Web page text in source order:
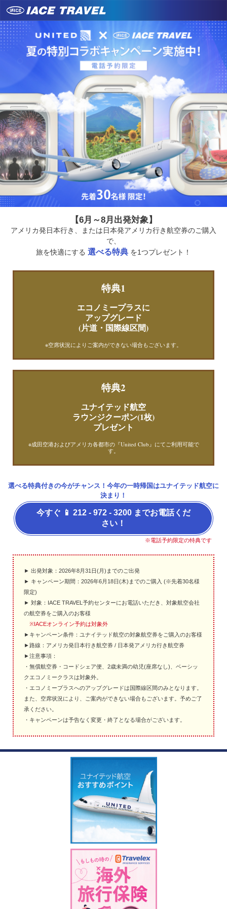
【6月～8月出発対象】
アメリカ発日本行き、または日本発アメリカ行き航空券のご購入
で、
旅を快適にする 選べる特典 を1つプレゼント！
特典1
エコノミープラスに
アップグレード
(片道・国際線区間)
※空席状況によりご案内ができない場合もございます。
特典2
ユナイテッド航空
ラウンジクーポン(1枚)
プレゼント
※成田空港およびアメリカ各都市の『United Club』にてご利用可能で
す。
選べる特典付きの今がチャンス！今年の一時帰国はユナイテッド航空に
決まり！
今すぐ 📱 212 - 972 - 3200 までお電話くだ
さい！
※電話予約限定の特典です
► 出発対象：2026年8月31日(月)までのご出発
► キャンペーン期間：2026年6月18日(木)までのご購入 (※先着30名様
限定)
► 対象：IACE TRAVEL予約センターにお電話いただき、対象航空会社
の航空券をご購入のお客様
※IACEオンライン予約は対象外
►キャンペーン条件：ユナイテッド航空の対象航空券をご購入のお客様
►路線：アメリカ発日本行き航空券 / 日本発アメリカ行き航空券
►注意事項：
・無償航空券・コードシェア便、2歳未満の幼児(座席なし)、ベーシッ
クエコノミークラスは対象外。
・エコノミープラスへのアップグレードは国際線区間のみとなります。
また、空席状況により、ご案内ができない場合もございます。予めご了
承ください。
・キャンペーンは予告なく変更・終了となる場合がございます。